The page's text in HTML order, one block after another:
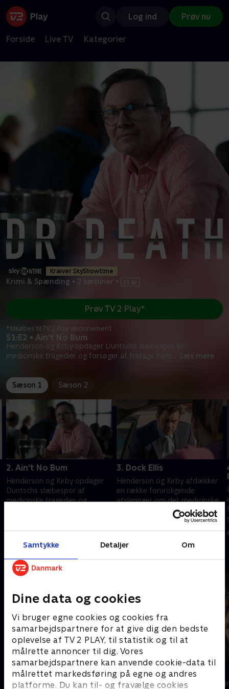
Samtykke Detaljer Om
Dine data og cookies
Vi bruger egne cookies og cookies fra
samarbejdspartnere for at give dig den bedste
oplevelse af TV 2 PLAY, til statistik og til at
målrette annoncer til dig. Vores
samarbejdspartnere kan anvende cookie-data til
målrettet markedsføring på egne og andres
platforme. Du kan til- og fravælge cookies
Log ind Prøv nu
Forside Live TV Kategorier
Kræver SkyShowtime
Krimi & Spænding • 2 sæsoner •
S1:E2 • Ain't No Bum
Henderson og Kirby opdager Duntschs slæbespor af
medicinske tragedier og forsøger at fratage ham
Læs mere
Prøv TV 2 Play*
*tilkøbes til TV 2 Play abonnement
Sæson 1 Sæson 2
2. Ain't No Bum
Henderson og Kirby opdager
Duntschs slæbespor af
medicinske tragedier og
3. Dock Ellis
Henderson og Kirby afdækker
en række foruroligende
afsløringer om det medicinske
systems ansvar for Duntschs
Andre så også
Trigger Point
Krimi & Spænding • 3 sæsoner
Top Dog
Krimi &